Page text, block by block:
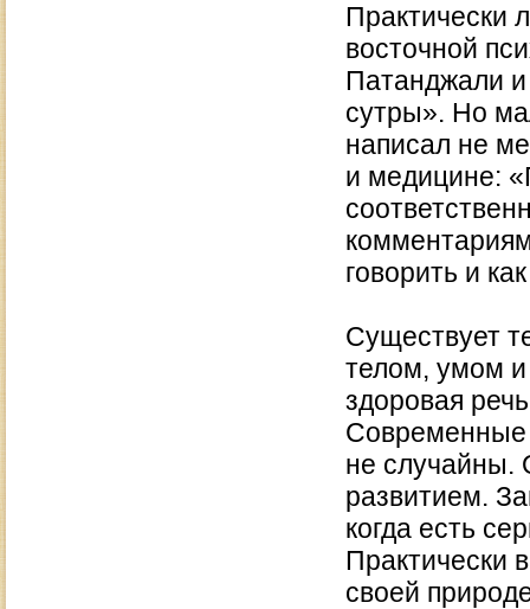
Практически
восточной
Патанджали
сутры». Но
написал не
и медицине:
говорить и
Существует
телом, умом
здоровая
Современные
не случайны.
развитием.
когда есть
Практически
своей